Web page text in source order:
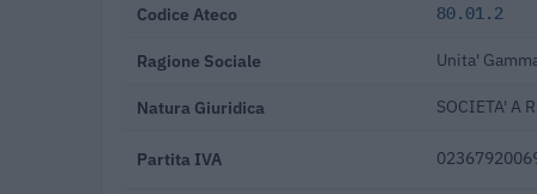
Codice Ateco 80.01.2
Ragione Sociale Unita'
Natura Giuridica SOCIETA' A
Partita IVA